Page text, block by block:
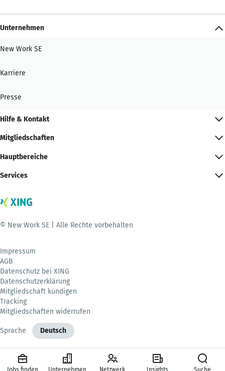
Unternehmen
New Work SE
Karriere
Presse
Hilfe & Kontakt
Mitgliedschaften
Hauptbereiche
Services
© New Work SE | Alle Rechte vorbehalten
Impressum
AGB
Datenschutz bei XING
Datenschutzerklärung
Mitgliedschaft kündigen
Tracking
Mitgliedschaften widerrufen
Sprache Deutsch
Jobs finden Unternehmen Netzwerk Insights Suche